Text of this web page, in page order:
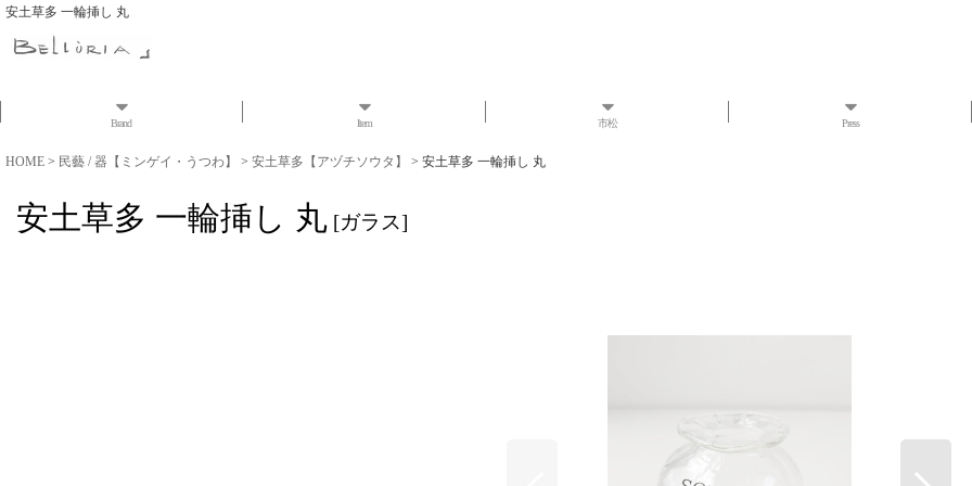
安土草多 一輪挿し 丸
Brand Item 市松 Press
HOME > 民藝 / 器【ミンゲイ・うつわ】 > 安土草多【アヅチソウタ】 > 安土草多 一輪挿し 丸
安土草多 一輪挿し 丸 [ガラス]